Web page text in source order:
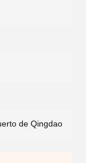
de Qingdao